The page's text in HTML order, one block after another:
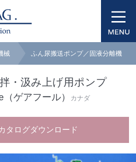
械 ふん尿搬送ポンプ／固液分離機
・汲み上げ用ポンプ
ゲアフール） カナダ
タログダウンロード